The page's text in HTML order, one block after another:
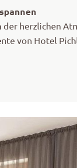
herzlichen
von Hotel